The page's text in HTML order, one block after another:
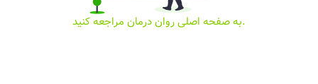
به صفحه اصلی روان درمان مراجعه کنید.